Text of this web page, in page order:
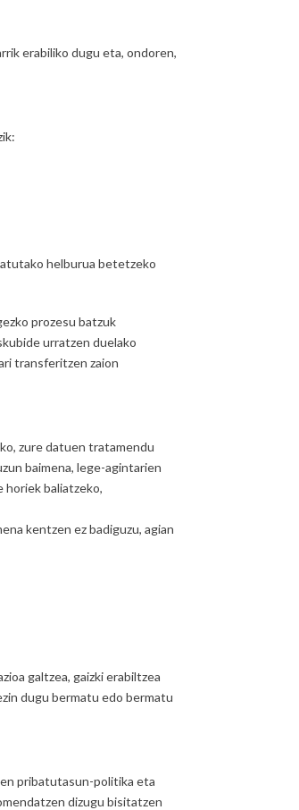
erabiliko dugu eta, ondoren,
helburua betetzeko
prozesu batzuk
urratzen duelako
transferitzen zaion
zure datuen tratamendu
baimena, lege-agintarien
horiek baliatzeko,
kentzen ez badiguzu, agian
galtzea, gaizki erabiltzea
dugu bermatu edo bermatu
pribatutasun-politika eta
dizugu bisitatzen